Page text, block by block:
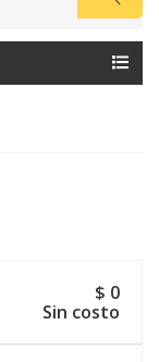
$ 0
Sin costo